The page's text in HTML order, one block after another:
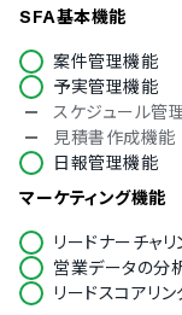
ノルウェー語
ロシア語
スペイン語
スウェーデン語
タイ語
アラビア語
インドネシア語
クロアチア語
チェコ語
ヘブライ語
SFA基本機能
案件管理機能
予実管理機能
スケジュール管
見積書作成機能
日報管理機能
マーケティング機能
リードナーチャ
営業データの分
リードスコアリ